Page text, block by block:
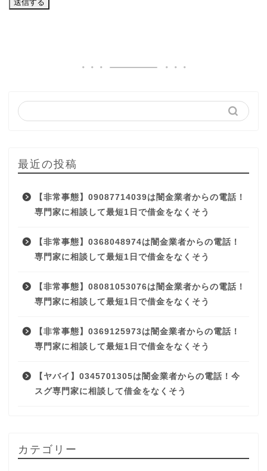
最近の投稿
【非常事態】09087714039は闇金業者からの電話！
専門家に相談して最短1日で借金をなくそう
【非常事態】0368048974は闇金業者からの電話！
専門家に相談して最短1日で借金をなくそう
【非常事態】08081053076は闇金業者からの電話！
専門家に相談して最短1日で借金をなくそう
【非常事態】0369125973は闇金業者からの電話！
専門家に相談して最短1日で借金をなくそう
【ヤバイ】0345701305は闇金業者からの電話！今
スグ専門家に相談して借金をなくそう
カテゴリー